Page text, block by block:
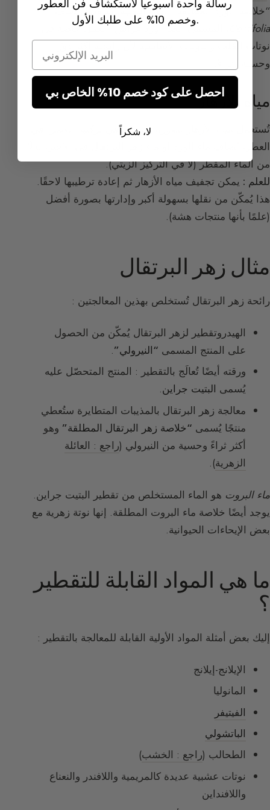
“خلاصة الورد المطلقة”. بهذه التقنية، سيُفضَّل صنف
Centifolia
، المسمى أيضًا “ورد غراس”. يعمل خاصة في
نوتات القلب والنوتات الأساسية لأن رائحته أكثر دورًا
وحسية وثراءً.
مياه الأزهار
تُستعمل مياه الأزهار بصورة متزايدة في تركيبة العطر. في
العطر، يُضاف ماء الورد أو ماء زهر البرتقال في الأخير، بدلًا
من الماء المقطر (لا في التركيز الزيتي).
للعلم : يمكن تجفيف مياه الأزهار ثم إعادة ترطيبها لاحقًا.
هذا يُمكّن من نقلها بسهولة أكبر وإدارتها بصورة أفضل
(علمًا بأنها منتجات هشة).
مثال زهر البرتقال
رائحة زهر البرتقال تُستخلص بهذين المعالجتين :
الهيدروتقطير لزهر البرتقال يُمكّن من الحصول
على المنتج المسمى “النيرولي”.
ورقته أيضًا تُعالَج بالتقطير : المنتج المتحصّل عليه
يُسمى البتيت جراين.
معالجة زهر البرتقال بالمذيبات المتطايرة ستُعطي
منتجًا يُسمى “خلاصة زهر البرتقال المطلقة” وهو
أكثر ثراءً وحسية من النيرولي (راجع : العائلة
الزهرية).
ماء البروت هو الماء المستخلص من تقطير البتيت جراين.
يوجد أيضًا خلاصة ماء البروت المطلقة. إنها نوتة زهرية مع
بعض الإيحاءات الحيوانية.
ما هي المواد القابلة للتقطير
؟
إليك بعض أمثلة المواد الأولية القابلة للمعالجة بالتقطير :
الإيلانج-إيلانج
المانوليا
الفيتيفر
الباتشولي
الطحالب (راجع : الخشب)
نوتات عشبية عديدة كالمريمية واللافندر والنعناع
واللافنداين
رسالة واحدة أسبوعياً لاستكشاف فن العطور
وخصم 10% على طلبك الأول.
احصل على كود خصم 10% الخاص بي
لا، شكراً